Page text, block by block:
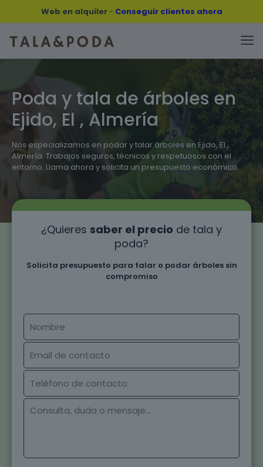
Web en alquiler- Conseguir clientes ahora
Poda y tala de árboles en
Ejido, El , Almería
Nos especializamos en podar y talar árboles en Ejido, El ,
Almería. Trabajos seguros, técnicos y respetuosos con el
entorno. Llama ahora y solicita un presupuesto económico.
¿Quieres saber el precio de tala y
poda?
Solicita presupuesto para talar o podar árboles sin
compromiso